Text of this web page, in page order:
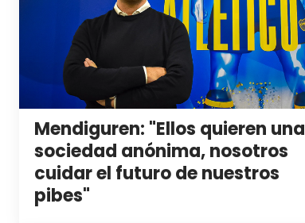
Mendiguren: "Ellos quieren una
sociedad anónima, nosotros
cuidar el futuro de nuestros
pibes"